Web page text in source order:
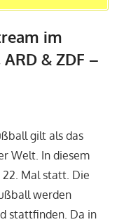
im
& ZDF –
gilt als das
Welt. In diesem
Mal statt. Die
werden
stattfinden. Da in